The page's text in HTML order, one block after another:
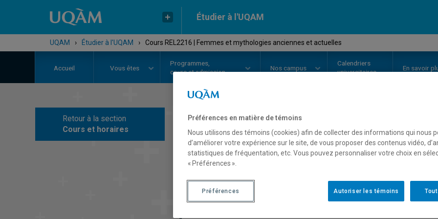
Étudier à l'UQAM
UQAM › Étudier à l'UQAM › Cours REL2216 | Femmes et mythologies anciennes et actuelles
Accueil Vous êtes
Programmes,
cours et admission
Nos campus
Calendriers
universitaires
En savoir
Retour à la section
Cours et horaires
COURS// REL2216-Femmes et
actuelles
Description Horaire - Été 2026
Préférences en matière de témoins
Nous utilisons des témoins (cookies) afin de collecter des informations qui nous
d’améliorer votre expérience sur le site, de vous proposer des contenus vidéo,
statistiques de fréquentation, etc. Vous pouvez personnaliser votre choix en
« Préférences ».
Autoriser les témoins
Préférences